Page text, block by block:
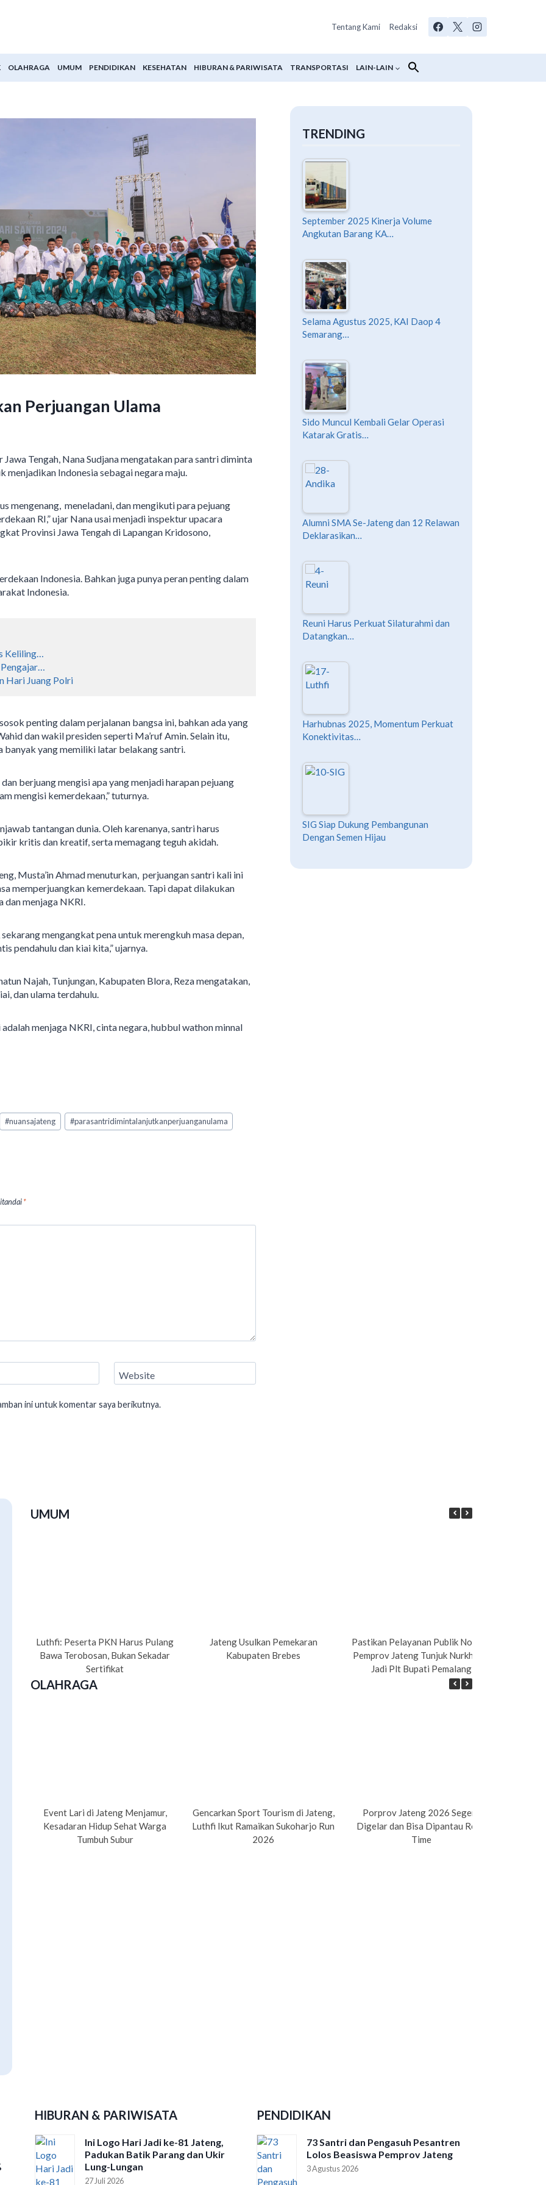
Tentang Kami Redaksi
OLAHRAGA UMUM PENDIDIKAN KESEHATAN HIBURAN & PARIWISATA TRANSPORTASI LAIN-LAIN
Perjuangan Ulama
Tengah, Nana Sudjana mengatakan para santri diminta
menjadikan Indonesia sebagai negara maju.
mengenang, meneladani, dan mengikuti para pejuang
RI,” ujar Nana usai menjadi inspektur upacara
Provinsi Jawa Tengah di Lapangan Kridosono,
Indonesia. Bahkan juga punya peran penting dalam
Indonesia.
Keliling…
Hari Juang Polri
penting dalam perjalanan bangsa ini, bahkan ada yang
dan wakil presiden seperti Ma’ruf Amin. Selain itu,
banyak yang memiliki latar belakang santri.
berjuang mengisi apa yang menjadi harapan pejuang
mengisi kemerdekaan,” tuturnya.
tantangan dunia. Oleh karenanya, santri harus
kritis dan kreatif, serta memagang teguh akidah.
Musta’in Ahmad menuturkan, perjuangan santri kali ini
memperjuangkan kemerdekaan. Tapi dapat dilakukan
dan menjaga NKRI.
mengangkat pena untuk merengkuh masa depan,
pendahulu dan kiai kita,” ujarnya.
Najah, Tunjungan, Kabupaten Blora, Reza mengatakan,
dan ulama terdahulu.
menjaga NKRI, cinta negara, hubbul wathon minnal
#nuansajateng #parasantridimintalanjutkanperjuanganulama
*
Website
ini untuk komentar saya berikutnya.
TRENDING
September 2025 Kinerja Volume
Angkutan Barang KA…
Selama Agustus 2025, KAI Daop 4
Semarang…
Sido Muncul Kembali Gelar Operasi
Katarak Gratis…
Alumni SMA Se-Jateng dan 12 Relawan
Deklarasikan…
Reuni Harus Perkuat Silaturahmi dan
Datangkan…
Harhubnas 2025, Momentum Perkuat
Konektivitas…
SIG Siap Dukung Pembangunan
Dengan Semen Hijau
UMUM
Luthfi: Peserta PKN Harus Pulang
Bawa Terobosan, Bukan Sekadar
Sertifikat
Jateng Usulkan Pemekaran
Kabupaten Brebes
Pastikan Pelayanan Publik Normal,
Pemprov Jateng Tunjuk Nurkholes
Jadi Plt Bupati Pemalang
OLAHRAGA
Event Lari di Jateng Menjamur,
Kesadaran Hidup Sehat Warga
Tumbuh Subur
Gencarkan Sport Tourism di Jateng,
Luthfi Ikut Ramaikan Sukoharjo Run
2026
Porprov Jateng 2026 Segera
Digelar dan Bisa Dipantau Real-
Time
HIBURAN & PARIWISATA
Ini Logo Hari Jadi ke-81 Jateng,
Padukan Batik Parang dan Ukir
Lung-Lungan
27 Juli 2026
PENDIDIKAN
73 Santri dan Pengasuh Pesantren
Lolos Beasiswa Pemprov Jateng
3 Agustus 2026